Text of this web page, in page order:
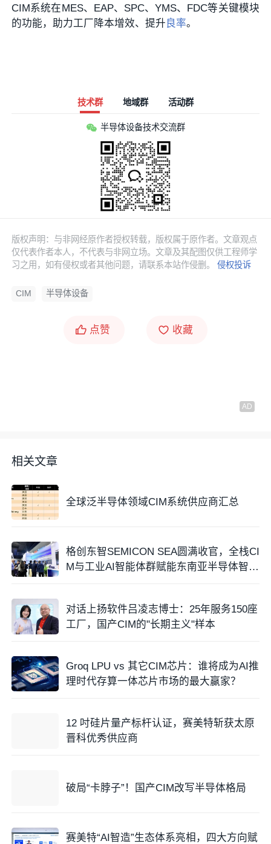
CIM系统在MES、EAP、SPC、YMS、FDC等关键模块
的功能，助力工厂降本增效、提升 良率。
技术群 地域群 活动群
半导体设备技术交流群
版权声明：与非网经原作者授权转载，版权属于原作者。文章观点
仅代表作者本人，不代表与非网立场。文章及其配图仅供工程师学
习之用，如有侵权或者其他问题，请联系本站作侵删。侵权投诉
CIM 半导体设备
点赞 收藏
相关文章
全球泛半导体领域CIM系统供应商汇总
格创东智SEMICON SEA圆满收官，全栈CI
M与工业AI智能体群赋能东南亚半导体智造
对话上扬软件吕凌志博士：25年服务150座
工厂，国产CIM的"长期主义"样本
Groq LPU vs 其它CIM芯片：谁将成为AI推
理时代存算一体芯片市场的最大赢家？
12 吋硅片量产标杆认证，赛美特斩获太原
晋科优秀供应商
破局“卡脖子”！国产CIM改写半导体格局
赛美特“AI智造”生态体系亮相，四大方向赋